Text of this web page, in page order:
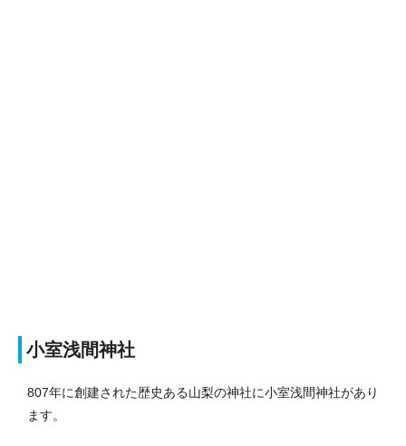
小室浅間神社
807年に創建された歴史ある山梨の神社に小室浅間神社があり
ます。